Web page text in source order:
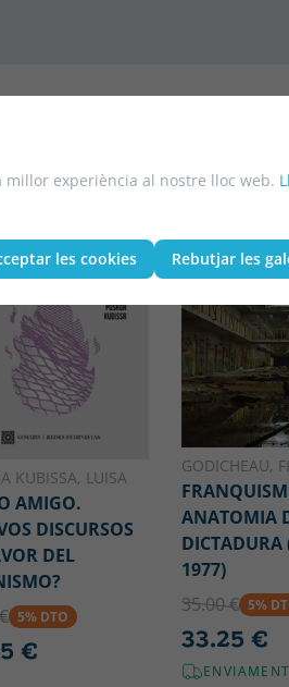
experiència al nostre lloc web.
les cookies Rebutjar les
KUBISSA, LUISA
AMIGO.
DISCURSOS
DEL
5% DTO
€
GODICHEAU,
ANATOMIA
DICTADURA
1977)
35.00 € 5%
33.25 €